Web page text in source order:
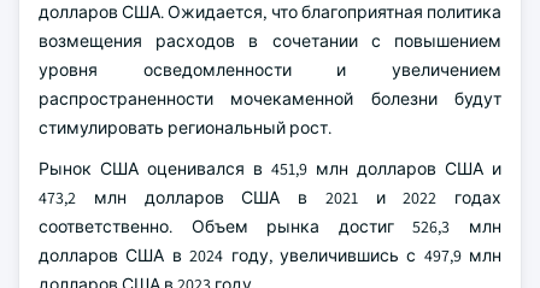
долларов США. Ожидается, что благоприятная политика
возмещения расходов в сочетании с повышением
уровня осведомленности и увеличением
распространенности мочекаменной болезни будут
стимулировать региональный рост.
Рынок США оценивался в 451,9 млн долларов США и
473,2 млн долларов США в 2021 и 2022 годах
соответственно. Объем рынка достиг 526,3 млн
долларов США в 2024 году, увеличившись с 497,9 млн